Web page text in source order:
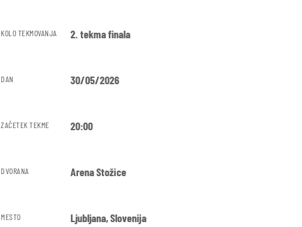
KOLO TEKMOVANJA 2. tekma finala
DAN 30/05/2026
ZAČETEK TEKME 20:00
DVORANA Arena Stožice
MESTO Ljubljana, Slovenija